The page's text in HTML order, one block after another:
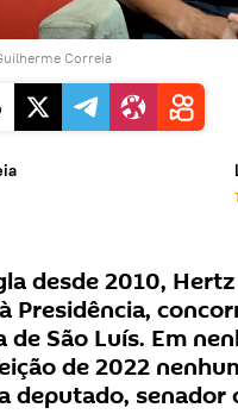
Correia
desde 2010,
Presidência,
São Luís. Em
de 2022
deputado,